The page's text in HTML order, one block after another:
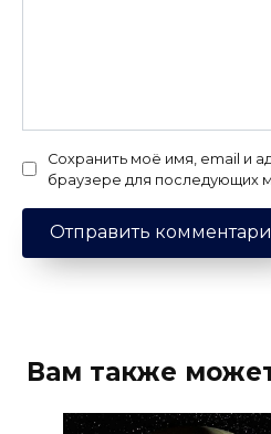
Сохранить моё имя, email и
браузере для последующих
Вам также